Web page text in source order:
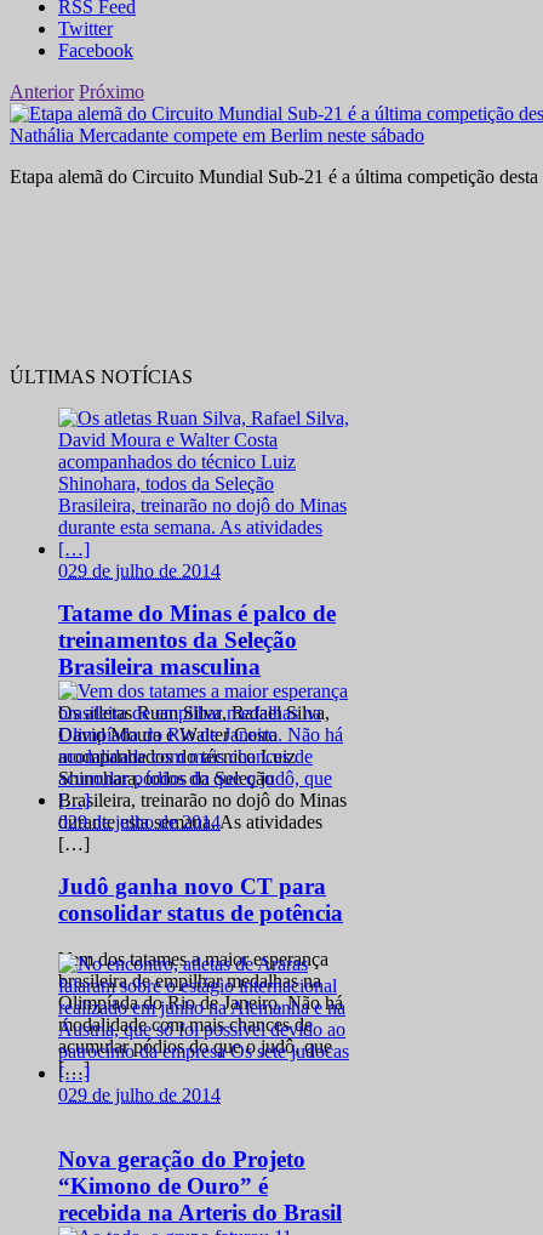
RSS Feed
Twitter
Facebook
Anterior Próximo
Nathália Mercadante compete em Berlim neste sábado
Etapa alemã do Circuito Mundial Sub-21 é a última competição
ÚLTIMAS NOTÍCIAS
029 de julho de 2014
Tatame do Minas é palco de
treinamentos da Seleção
Brasileira masculina
Os atletas Ruan Silva, Rafael Silva,
David Moura e Walter Costa
acompanhados do técnico Luiz
Shinohara, todos da Seleção
Brasileira, treinarão no dojô do Minas
durante esta semana. As atividades
[…]
029 de julho de 2014
Judô ganha novo CT para
consolidar status de potência
Vem dos tatames a maior esperança
brasileira de empilhar medalhas na
Olimpíada do Rio de Janeiro. Não há
modalidade com mais chances de
acumular pódios do que o judô, que
[…]
029 de julho de 2014
Nova geração do Projeto
“Kimono de Ouro” é
recebida na Arteris do Brasil